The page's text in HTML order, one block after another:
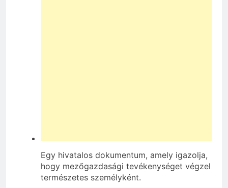
Egy hivatalos dokumentum, amely igazolja,
hogy mezőgazdasági tevékenységet végzel
természetes személyként.